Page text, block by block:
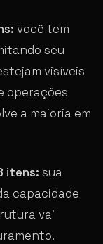
você tem
seu
visíveis
operações
a maioria em
itens: sua
capacidade
vai